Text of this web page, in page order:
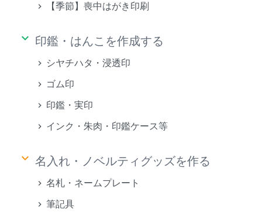
【季節】喪中はがき印刷
keyboard_arrow_down 印鑑・はんこを作成する
シヤチハタ・浸透印
ゴム印
印鑑・実印
インク・朱肉・印鑑ケース等
keyboard_arrow_down 名入れ・ノベルティグッズを作る
名札・ネームプレート
筆記具